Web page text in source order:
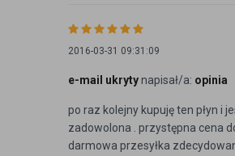
2016-03-31 09:31:09
e-mail ukrytynapisał/a: opinia
po raz kolejny kupuję ten płyn i
zadowolona . przystępna cena
darmowa przesyłka